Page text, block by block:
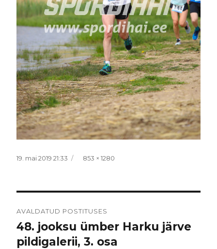
Postitatud
19. mai 2019 21:33 Täissuurus
853 × 1280
AVALDATUD POSTITUSES
48. jooksu ümber Harku järve
pildigalerii, 3. osa